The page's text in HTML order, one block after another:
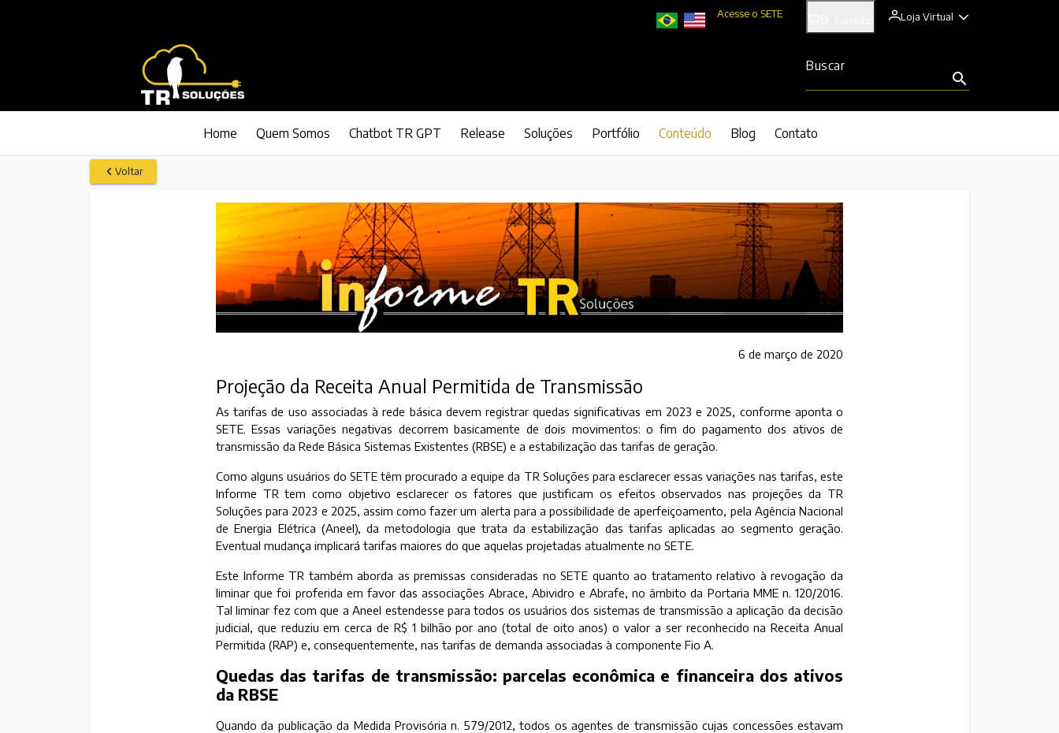
Acesse o SETE Loja Virtual
Buscar
search
Home Quem Somos Chatbot TR GPT Release Soluções Portfólio Conteúdo Blog Contato
Voltar
6 de março de 2020
Projeção da Receita Anual Permitida de Transmissão
As tarifas de uso associadas à rede básica devem registrar quedas significativas em 2023 e 2025, conforme aponta o
SETE. Essas variações negativas decorrem basicamente de dois movimentos: o fim do pagamento dos ativos de
transmissão da Rede Básica Sistemas Existentes (RBSE) e a estabilização das tarifas de geração.
Como alguns usuários do SETE têm procurado a equipe da TR Soluções para esclarecer essas variações nas tarifas, este
Informe TR tem como objetivo esclarecer os fatores que justificam os efeitos observados nas projeções da TR
Soluções para 2023 e 2025, assim como fazer um alerta para a possibilidade de aperfeiçoamento, pela Agência Nacional
de Energia Elétrica (Aneel), da metodologia que trata da estabilização das tarifas aplicadas ao segmento geração.
Eventual mudança implicará tarifas maiores do que aquelas projetadas atualmente no SETE.
Este Informe TR também aborda as premissas consideradas no SETE quanto ao tratamento relativo à revogação da
liminar que foi proferida em favor das associações Abrace, Abividro e Abrafe, no âmbito da Portaria MME n. 120/2016.
Tal liminar fez com que a Aneel estendesse para todos os usuários dos sistemas de transmissão a aplicação da decisão
judicial, que reduziu em cerca de R$ 1 bilhão por ano (total de oito anos) o valor a ser reconhecido na Receita Anual
Permitida (RAP) e, consequentemente, nas tarifas de demanda associadas à componente Fio A.
Quedas das tarifas de transmissão: parcelas econômica e financeira dos ativos
da RBSE
Quando da publicação da Medida Provisória n. 579/2012, todos os agentes de transmissão cujas concessões estavam